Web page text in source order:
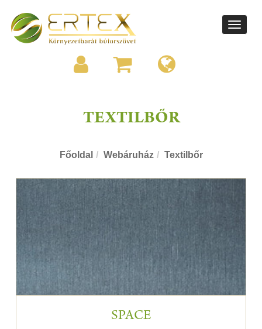
Toggle
TEXTILBŐR
Főoldal Webáruház Textilbőr
SPACE